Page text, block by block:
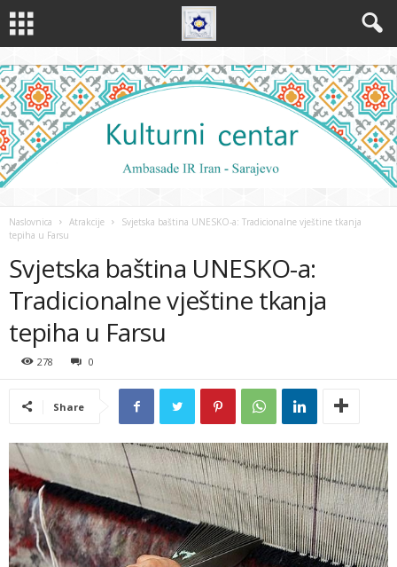
Naslovnica Atrakcije
Svjetska baština UNESKO-a: Tradicionalne vještine tkanja
tepiha u Farsu
Svjetska baština UNESKO-a:
Tradicionalne vještine tkanja
tepiha u Farsu
278 0
Share